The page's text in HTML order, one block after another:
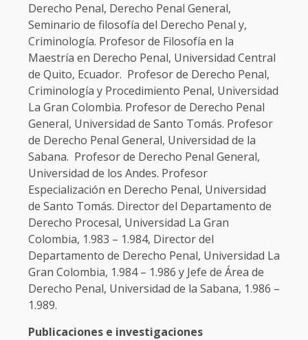
Derecho Penal, Derecho Penal General,
Seminario de filosofía del Derecho Penal y,
Criminología. Profesor de Filosofía en la
Maestría en Derecho Penal, Universidad Central
de Quito, Ecuador. Profesor de Derecho Penal,
Criminología y Procedimiento Penal, Universidad
La Gran Colombia. Profesor de Derecho Penal
General, Universidad de Santo Tomás. Profesor
de Derecho Penal General, Universidad de la
Sabana. Profesor de Derecho Penal General,
Universidad de los Andes. Profesor
Especialización en Derecho Penal, Universidad
de Santo Tomás. Director del Departamento de
Derecho Procesal, Universidad La Gran
Colombia, 1.983 – 1.984, Director del
Departamento de Derecho Penal, Universidad La
Gran Colombia, 1.984 – 1.986 y Jefe de Área de
Derecho Penal, Universidad de la Sabana, 1.986 –
1.989.
Publicaciones e investigaciones